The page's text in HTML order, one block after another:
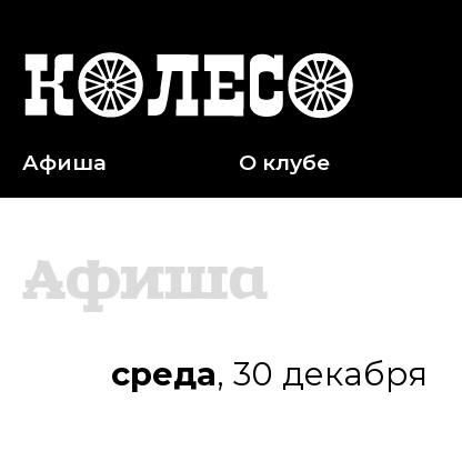
Афиша О клубе
Афиша
среда, 30 декабря